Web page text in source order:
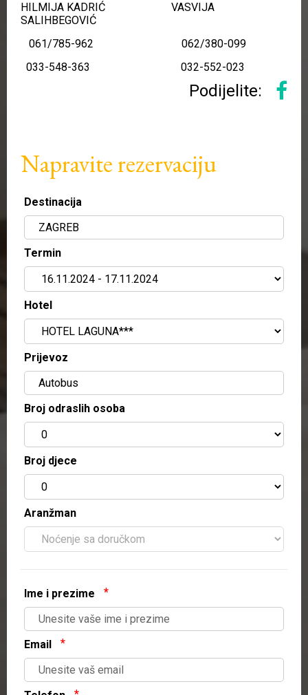
HILMIJA KADRIĆ VASVIJA
SALIHBEGOVIĆ
061/785-962 062/380-099
033-548-363 032-552-023
Podijelite:
Napravite rezervaciju
Destinacija
Termin
Hotel
Prijevoz
Broj odraslih osoba
Broj djece
Aranžman
Ime i prezime
Email